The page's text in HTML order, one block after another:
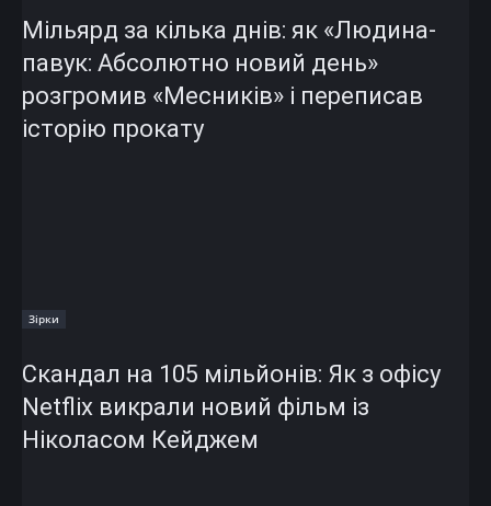
Мільярд за кілька днів: як «Людина-
павук: Абсолютно новий день»
розгромив «Месників» і переписав
історію прокату
Зірки
Скандал на 105 мільйонів: Як з офісу
Netflix викрали новий фільм із
Ніколасом Кейджем